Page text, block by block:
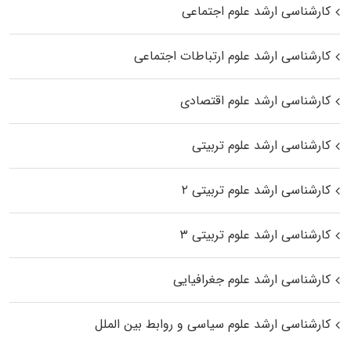
کارشناسی ارشد علوم اجتماعی
کارشناسی ارشد علوم ارتباطات اجتماعی
کارشناسی ارشد علوم اقتصادی
کارشناسی ارشد علوم تربیتی
کارشناسی ارشد علوم تربیتی ۲
کارشناسی ارشد علوم تربیتی ۳
کارشناسی ارشد علوم جغرافیایی
کارشناسی ارشد علوم سیاسی و روابط بین الملل